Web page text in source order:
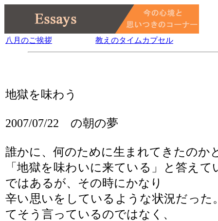
八月のご挨拶 教えのタイムカプセル
地獄を味わう
2007/07/22 の朝の夢
誰かに、何のために生まれてきたのか
「地獄を味わいに来ている」と答え
ではあるが、その時にかなり
辛い思いをしているような状況だった
てそう言っているのではなく、